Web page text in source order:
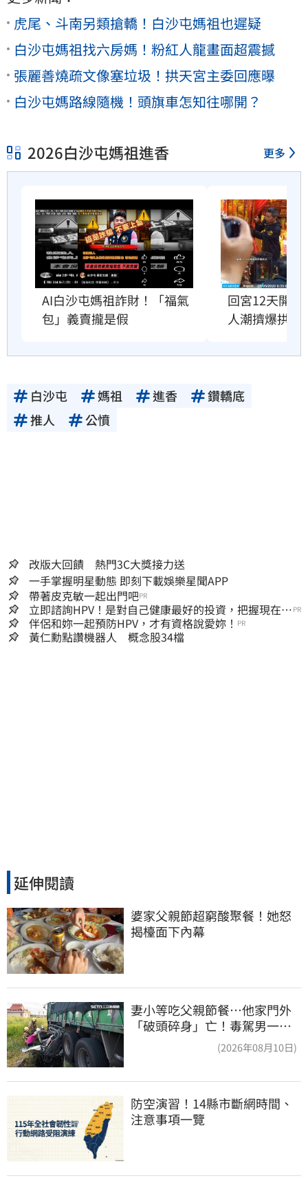
虎尾、斗南另類搶轎！白沙屯媽祖也遲疑
白沙屯媽祖找六房媽！粉紅人龍畫面超震撼
張麗善燒疏文像塞垃圾！拱天宮主委回應曝
白沙屯媽路線隨機！頭旗車怎知往哪開？
2026白沙屯媽祖進香 更多
AI白沙屯媽祖詐財！「福氣
包」義賣攏是假
回宮12天開
人潮擠爆拱天
白沙屯 媽祖 進香
鑽轎底
推人
公憤
改版大回饋 熱門3C大獎接力送
一手掌握明星動態 即刻下載娛樂星聞APP
帶著皮克敏一起出門吧PR
立即諮詢HPV！是對自己健康最好的投資，把握現在不
嫌晚！
PR
伴侶和妳一起預防HPV，才有資格說愛妳！ PR
黃仁勳點讚機器人 概念股34檔
延伸閱讀
婆家父親節超窮酸聚餐！她怒
揭檯面下內幕
妻小等吃父親節餐⋯他家門外
「破頭碎身」亡！毒駕男一路
(2026年08月10日)
防空演習！14縣市斷網時間、
注意事項一覽